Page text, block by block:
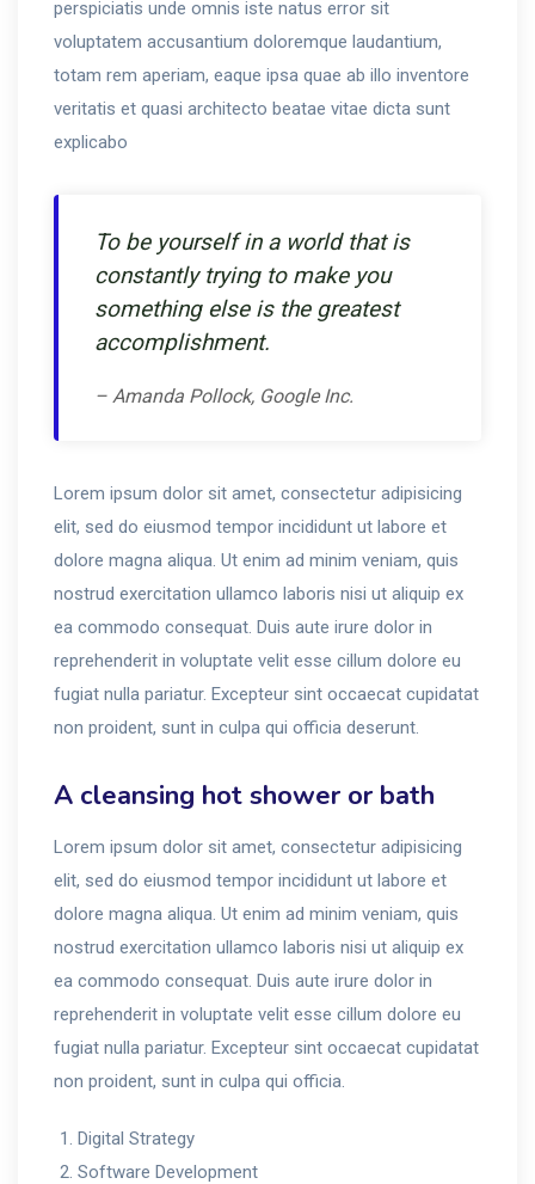
perspiciatis unde omnis iste natus error sit
voluptatem accusantium doloremque laudantium,
totam rem aperiam, eaque ipsa quae ab illo inventore
veritatis et quasi architecto beatae vitae dicta sunt
explicabo
To be yourself in a world that is
constantly trying to make you
something else is the greatest
accomplishment.
– Amanda Pollock, Google Inc.
Lorem ipsum dolor sit amet, consectetur adipisicing
elit, sed do eiusmod tempor incididunt ut labore et
dolore magna aliqua. Ut enim ad minim veniam, quis
nostrud exercitation ullamco laboris nisi ut aliquip ex
ea commodo consequat. Duis aute irure dolor in
reprehenderit in voluptate velit esse cillum dolore eu
fugiat nulla pariatur. Excepteur sint occaecat cupidatat
non proident, sunt in culpa qui officia deserunt.
A cleansing hot shower or bath
Lorem ipsum dolor sit amet, consectetur adipisicing
elit, sed do eiusmod tempor incididunt ut labore et
dolore magna aliqua. Ut enim ad minim veniam, quis
nostrud exercitation ullamco laboris nisi ut aliquip ex
ea commodo consequat. Duis aute irure dolor in
reprehenderit in voluptate velit esse cillum dolore eu
fugiat nulla pariatur. Excepteur sint occaecat cupidatat
non proident, sunt in culpa qui officia.
Digital Strategy
Software Development